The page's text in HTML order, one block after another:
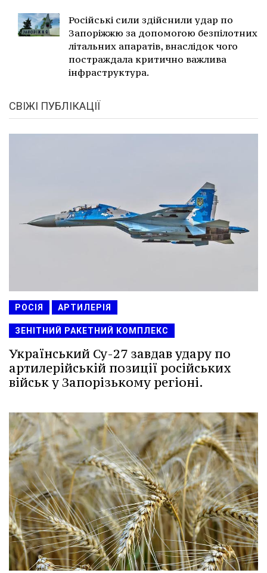
Російські сили здійснили удар по
Запоріжжю за допомогою безпілотних
літальних апаратів, внаслідок чого
постраждала критично важлива
інфраструктура.
СВІЖІ ПУБЛІКАЦІЇ
РОСІЯ АРТИЛЕРІЯ
ЗЕНІТНИЙ РАКЕТНИЙ КОМПЛЕКС
Український Су-27 завдав удару по
артилерійській позиції російських
військ у Запорізькому регіоні.